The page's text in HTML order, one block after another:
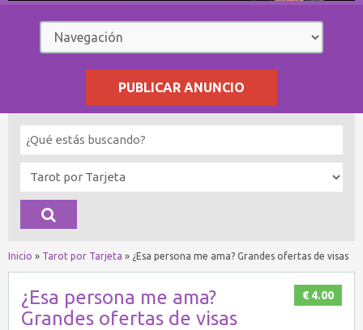
PUBLICAR ANUNCIO
Inicio » Tarot por Tarjeta » ¿Esa persona me ama? Grandes ofertas de visas
€ 4.00
¿Esa persona me ama?
Grandes ofertas de visas